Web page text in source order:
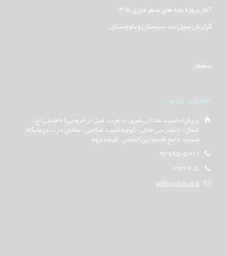
آغاز پروژه بچه های صفر مرزی 1405
گزارش سیل بند سیستان و بلوچستان
بیشتر
اطلاعات تماس
بزرگراه شهید محلاتی شرق به غرب – قبل از خروجی امام علی(ع)
شمال- دسترسی محلی-کوچه شهید صالحی- مقابل درب درمانگاه
مسجد جامع قاسم ابن الحسن – طبقه دوم
09379505741
02134605
info@toloo.org